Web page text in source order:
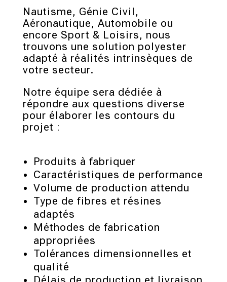
Nautisme, Génie Civil,
Aéronautique, Automobile ou
encore Sport & Loisirs, nous
trouvons une solution polyester
adapté à réalités intrinsèques de
votre secteur.
Notre équipe sera dédiée à
répondre aux questions diverse
pour élaborer les contours du
projet :
Produits à fabriquer
Caractéristiques de performance
Volume de production attendu
Type de fibres et résines
adaptés
Méthodes de fabrication
appropriées
Tolérances dimensionnelles et
qualité